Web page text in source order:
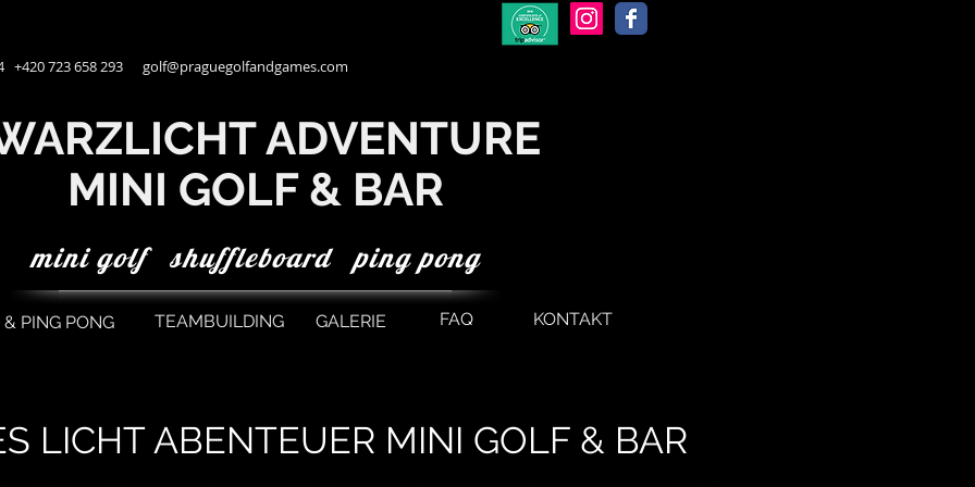
+420 723 658 293 golf@praguegolfandgames.com
ADVENTURE
MINI GOLF & BAR
mini golf shuffleboard ping pong
PING PONG TEAMBUILDING GALERIE FAQ KONTAKT
LICHT ABENTEUER MINI GOLF & BAR